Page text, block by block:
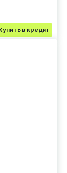
в кредит